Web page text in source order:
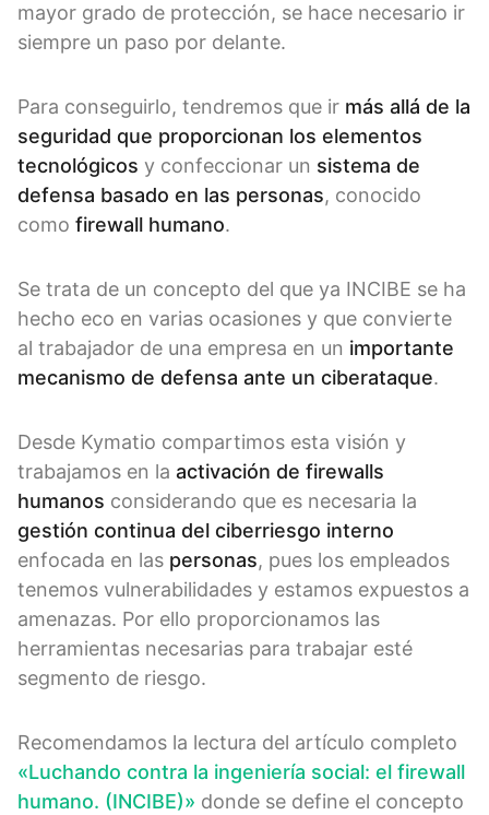
mayor grado de protección, se hace necesario ir
siempre un paso por delante.
Para conseguirlo, tendremos que ir más allá de la
seguridad que proporcionan los elementos
tecnológicos y confeccionar un sistema de
defensa basado en las personas, conocido
como firewall humano.
Se trata de un concepto del que ya INCIBE se ha
hecho eco en varias ocasiones y que convierte
al trabajador de una empresa en un importante
mecanismo de defensa ante un ciberataque.
Desde Kymatio compartimos esta visión y
trabajamos en la activación de firewalls
humanos considerando que es necesaria la
gestión continua del ciberriesgo interno
enfocada en las personas, pues los empleados
tenemos vulnerabilidades y estamos expuestos a
amenazas. Por ello proporcionamos las
herramientas necesarias para trabajar esté
segmento de riesgo.
Recomendamos la lectura del artículo completo
«Luchando contra la ingeniería social: el firewall
humano. (INCIBE)» donde se define el concepto